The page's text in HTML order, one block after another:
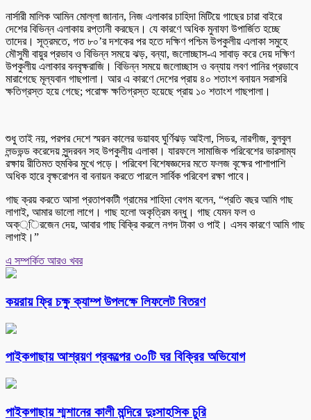
নার্সারী মালিক আমিন মোল্লা জানান, নিজ এলাকার চাহিদা মিটিয়ে গাছের চারা বাইরে
দেশের বিভিন্ন এলাকায় রপ্তানী করছেন। যে কারণে অধিক মুনাফা উপার্জিত হচ্ছে
তাদের। সূত্রমতে, গত ৮০’র দশকের পর হতে দক্ষিণ পশ্চিম উপকুলীয় এলাকা সমুহে
মৌসুমী বায়ুর প্রভাব ও বিভিন্ন সময়ে ঝড়, বন্যা, জলোচ্ছাস-এ সাবাড় করে দেয় দক্ষিণ
উপকুলীয় এলাকার বনবৃক্ষরাজি। বিভিন্ন সময়ে জলোচ্ছাস ও বন্যায় লবণ পানির প্রভাবে
মারাগেছে মূল্যবান গাছপালা। আর এ কারণে দেশের প্রায় ৪০ শতাংশ বনায়ন সরাসরি
ক্ষতিগ্রস্ত হয়ে গেছে; পরোক্ষ ক্ষতিগ্রস্ত হয়েছে প্রায় ১০ শতাংশ গাছপালা।
শুধু তাই নয়, পরপর দেশে স্মরন কালের ভয়াবহ ঘুর্ণিঝড় আইলা, সিডর, নারগীজ, বুলবুল
লন্ডভন্ড করেদেয় সুন্দরবন সহ উপকুলীয় এলাকা। যারফলে সামাজিক পরিবেশের ভারসাম্য
রক্ষায় রীতিমত হুমকির মুখে পড়ে। পরিবেশ বিশেষজ্ঞদের মতে ফলজ বৃক্ষের পাশাপাশি
অধিক হারে বৃক্ষরোপন বা বনায়ন করতে পারলে সার্বিক পরিবেশ রক্ষা পাবে।
গাছ ক্রয় করতে আসা প্রতাপকাটী গ্রামের শাহিদা বেগম বলেন, “প্রতি বছর আমি গাছ
লাগাই, আমার ভালো লাগে। গাছ হলো অকৃত্রিম বন্ধু। গাছ যেমন ফল ও
অক্্িরজেন দেয়, আবার গাছ বিক্রি করলে নগদ টাকা ও পাই। এসব কারণে আমি গাছ
লাগাই।”
এ সম্পর্কিত আরও খবর
কয়রায় ফ্রি চক্ষু ক্যাম্প উপলক্ষে লিফলেট বিতরণ
পাইকগাছায় আশ্রয়ণ প্রকল্পের ৩০টি ঘর বিক্রির অভিযোগ
পাইকগাছায় শ্মশানের কালী মন্দিরে দুঃসাহসিক চুরি